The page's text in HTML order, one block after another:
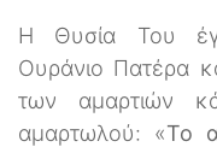
Η Θυσία Του
Ουράνιο Πατέρα
των αμαρτιών
αμαρτωλού: «Το